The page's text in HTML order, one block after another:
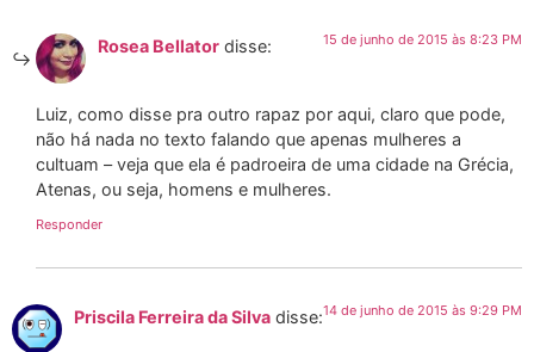
Rosea Bellator disse: 15 de junho de 2015 às 8:23 PM
Luiz, como disse pra outro rapaz por aqui, claro que pode,
não há nada no texto falando que apenas mulheres a
cultuam – veja que ela é padroeira de uma cidade na Grécia,
Atenas, ou seja, homens e mulheres.
Responder
Priscila Ferreira da Silva disse:14 de junho de 2015 às 9:29 PM